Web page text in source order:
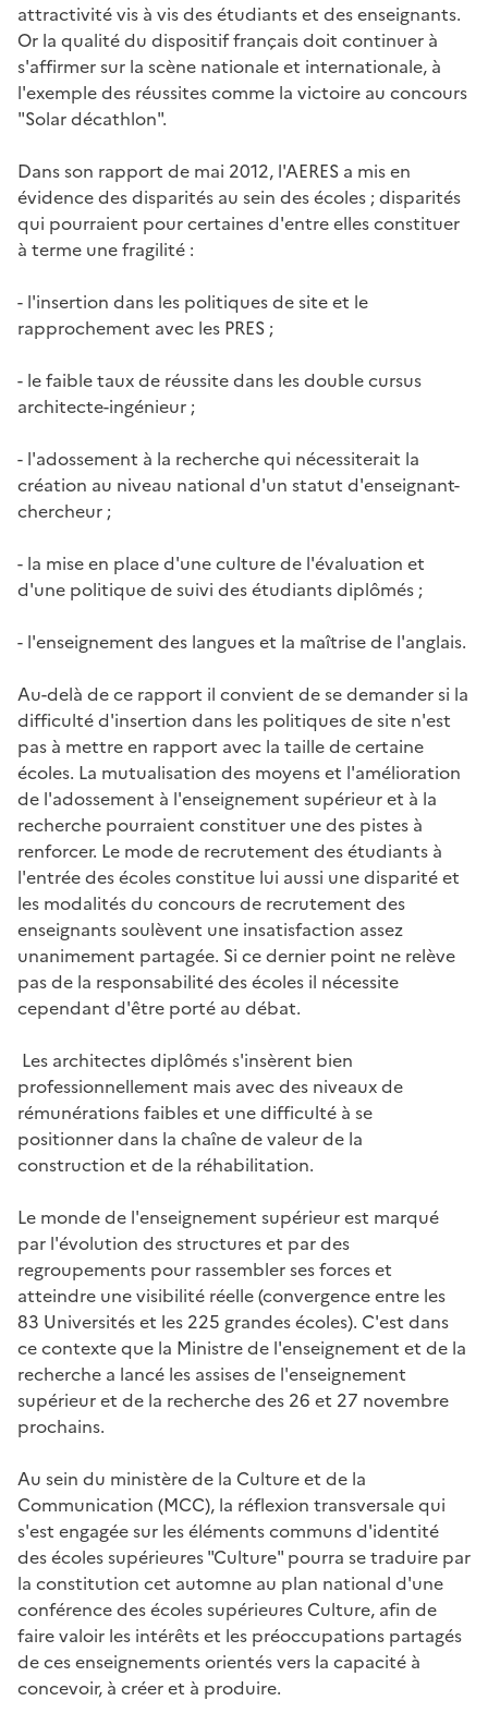
attractivité vis à vis des étudiants et des enseignants.
Or la qualité du dispositif français doit continuer à
s'affirmer sur la scène nationale et internationale, à
l'exemple des réussites comme la victoire au concours
"Solar décathlon".
Dans son rapport de mai 2012, l'AERES a mis en
évidence des disparités au sein des écoles ; disparités
qui pourraient pour certaines d'entre elles constituer
à terme une fragilité :
- l'insertion dans les politiques de site et le
rapprochement avec les PRES ;
- le faible taux de réussite dans les double cursus
architecte-ingénieur ;
- l'adossement à la recherche qui nécessiterait la
création au niveau national d'un statut d'enseignant-
chercheur ;
- la mise en place d'une culture de l'évaluation et
d'une politique de suivi des étudiants diplômés ;
- l'enseignement des langues et la maîtrise de l'anglais.
Au-delà de ce rapport il convient de se demander si la
difficulté d'insertion dans les politiques de site n'est
pas à mettre en rapport avec la taille de certaine
écoles. La mutualisation des moyens et l'amélioration
de l'adossement à l'enseignement supérieur et à la
recherche pourraient constituer une des pistes à
renforcer. Le mode de recrutement des étudiants à
l'entrée des écoles constitue lui aussi une disparité et
les modalités du concours de recrutement des
enseignants soulèvent une insatisfaction assez
unanimement partagée. Si ce dernier point ne relève
pas de la responsabilité des écoles il nécessite
cependant d'être porté au débat.
Les architectes diplômés s'insèrent bien
professionnellement mais avec des niveaux de
rémunérations faibles et une difficulté à se
positionner dans la chaîne de valeur de la
construction et de la réhabilitation.
Le monde de l'enseignement supérieur est marqué
par l'évolution des structures et par des
regroupements pour rassembler ses forces et
atteindre une visibilité réelle (convergence entre les
83 Universités et les 225 grandes écoles). C'est dans
ce contexte que la Ministre de l'enseignement et de la
recherche a lancé les assises de l'enseignement
supérieur et de la recherche des 26 et 27 novembre
prochains.
Au sein du ministère de la Culture et de la
Communication (MCC), la réflexion transversale qui
s'est engagée sur les éléments communs d'identité
des écoles supérieures "Culture" pourra se traduire par
la constitution cet automne au plan national d'une
conférence des écoles supérieures Culture, afin de
faire valoir les intérêts et les préoccupations partagés
de ces enseignements orientés vers la capacité à
concevoir, à créer et à produire.